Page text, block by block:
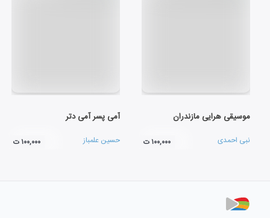
موسیقی هرایی مازندران
نبی احمدی ۱۰۰,۰۰۰ ت
آمی پسر آمی دتر
حسین علمباز ۱۰۰,۰۰۰ ت